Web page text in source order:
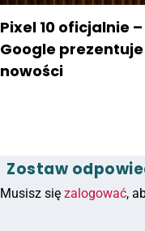
Pixel 10 oficjalnie –
Google prezentuje
nowości
Zostaw
Musisz się zalogować,